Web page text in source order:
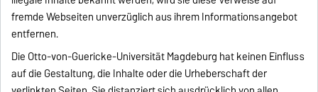
fremde Webseiten unverzüglich aus ihrem Informationsangebot
entfernen.
Die Otto-von-Guericke-Universität Magdeburg hat keinen Einfluss
auf die Gestaltung, die Inhalte oder die Urheberschaft der